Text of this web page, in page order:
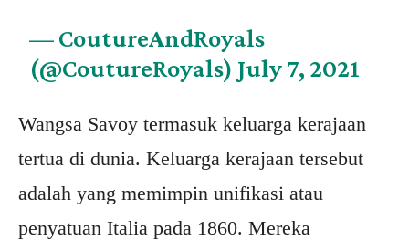
— CoutureAndRoyals
(@CoutureRoyals) July 7, 2021
Wangsa Savoy termasuk keluarga kerajaan
tertua di dunia. Keluarga kerajaan tersebut
adalah yang memimpin unifikasi atau
penyatuan Italia pada 1860. Mereka